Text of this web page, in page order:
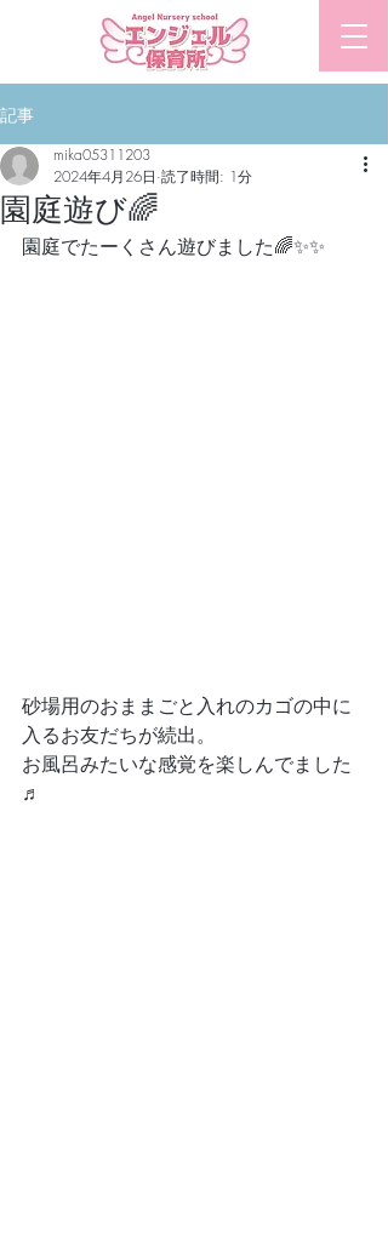
​エンジェル保育所
記事
園庭遊び🌈
mika05311203
2024年4月26日 読了時間: 1分
園庭でたーくさん遊びました🌈✨✨
砂場用のおままごと入れのカゴの中に
入るお友だちが続出。
お風呂みたいな感覚を楽しんでました
♬